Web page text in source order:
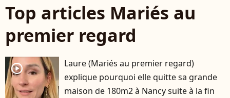
Top articles Mariés au
premier regard
player2
Laure (Mariés au premier regard)
explique pourquoi elle quitte sa grande
maison de 180m2 à Nancy suite à la fin